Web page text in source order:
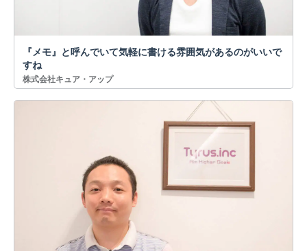
『メモ』と呼んでいて気軽に書ける雰囲気があるのがいいで
すね
株式会社キュア・アップ